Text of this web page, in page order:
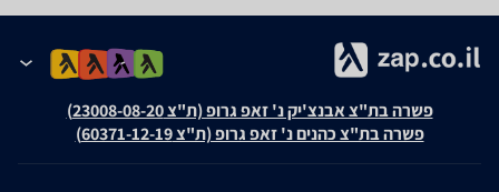
פשרה בת"צ אבנצ'יק נ' זאפ גרופ (ת"צ 23008-08-20)
פשרה בת"צ כהנים נ' זאפ גרופ (ת"צ 60371-12-19)